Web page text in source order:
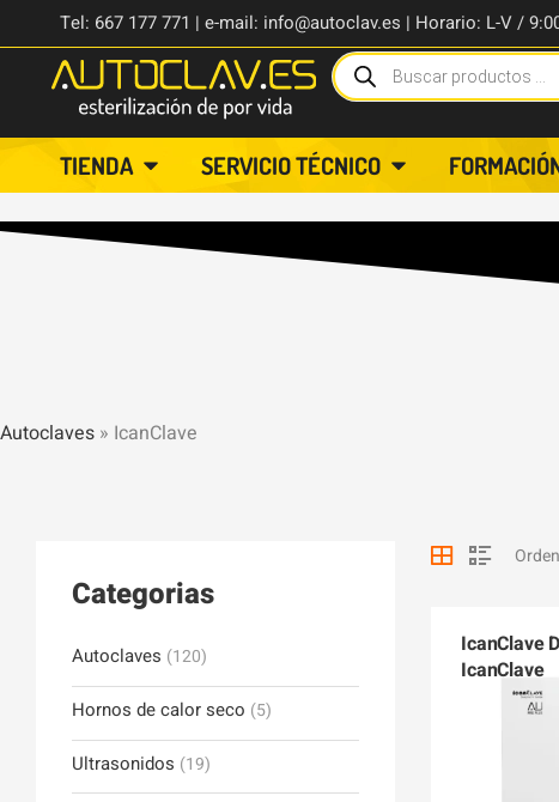
Tel: 667 177 771 | e-mail: info@autoclav.es | Horario: L-V /
TIENDA SERVICIO TÉCNICO
Autoclaves » IcanClave
IcanClave
IcanClave
Categorias
Autoclaves (120)
Hornos de calor seco (5)
Ultrasonidos (19)